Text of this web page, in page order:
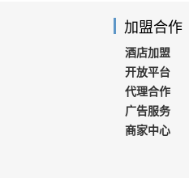
加盟合作
酒店加盟
开放平台
代理合作
广告服务
商家中心